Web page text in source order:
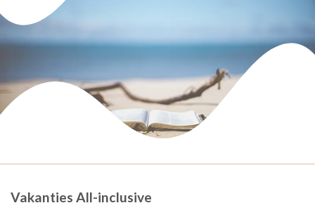
Vakanties All-inclusive